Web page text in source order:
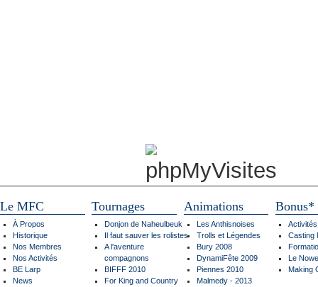
Le MFC
À Propos
Historique
Nos Membres
Nos Activités
BE Larp
News
Tournages
Donjon de Naheulbeuk
Il faut sauver les rolistes
A l'aventure
compagnons
BIFFF 2010
For King and Country
Animations
Les Anthisnoises
Trolls et Légendes
Bury 2008
DynamiFête 2009
Piennes 2010
Malmedy - 2013
Bonus*
Casting
Le
Making